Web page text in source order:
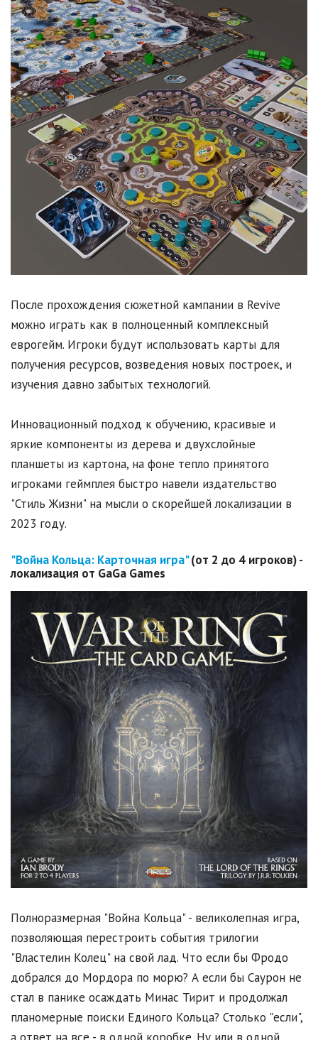
После прохождения сюжетной кампании в Revive
можно играть как в полноценный комплексный
еврогейм. Игроки будут использовать карты для
получения ресурсов, возведения новых построек, и
изучения давно забытых технологий.
Инновационный подход к обучению, красивые и
яркие компоненты из дерева и двухслойные
планшеты из картона, на фоне тепло принятого
игроками геймплея быстро навели издательство
"Стиль Жизни" на мысли о скорейшей локализации в
2023 году.
"Война Кольца: Карточная игра"(от 2 до 4 игроков) -
локализация от GaGa Games
Полноразмерная "Война Кольца" - великолепная игра,
позволяющая перестроить события трилогии
"Властелин Колец" на свой лад. Что если бы Фродо
добрался до Мордора по морю? А если бы Саурон не
стал в панике осаждать Минас Тирит и продолжал
планомерные поиски Единого Кольца? Столько "если",